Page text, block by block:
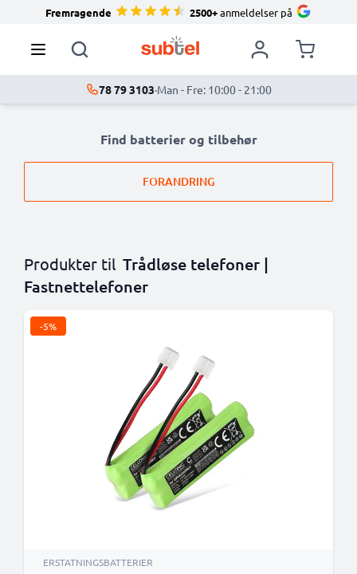
Fremragende 2500+anmeldelser på
78 79 3103·Man - Fre: 10:00 - 21:00
Find batterier og tilbehør
FORANDRING
Produkter til Trådløse telefoner |
Fastnettelefoner
-5%
ERSTATNINGSBATTERIER